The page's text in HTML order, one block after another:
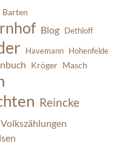
Barten
Blog Dethloff
Havemann Hohenfelde
Kröger Masch
Reincke
Volkszählungen